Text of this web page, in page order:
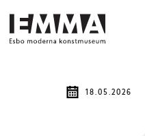
18.05.2026